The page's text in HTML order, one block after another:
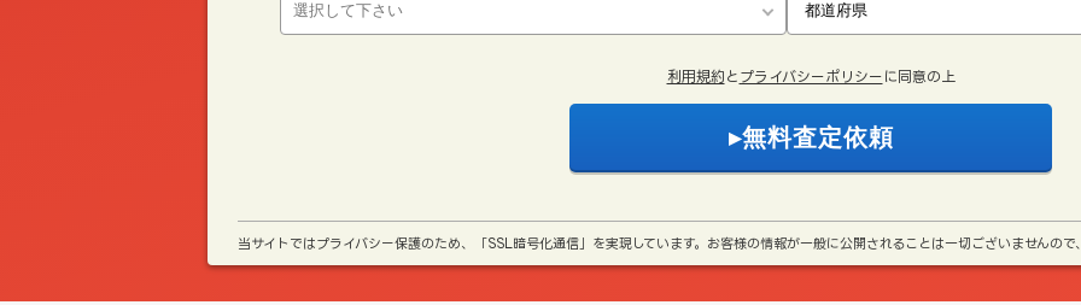
利用規約 と プライバシーポリシー に同意の上
当サイトではプライバシー保護のため、「SSL暗号化通信」を実現しています。お客様の情報が一般に公開されることは一切ございませんの